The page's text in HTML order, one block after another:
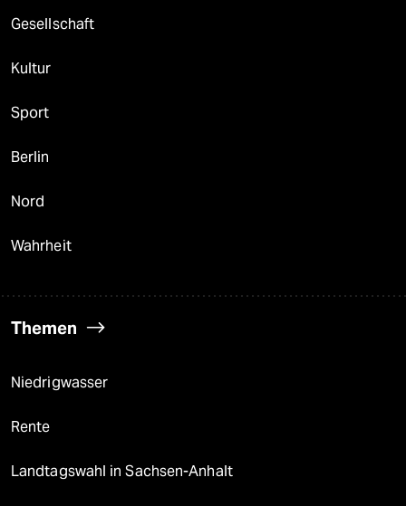
Gesellschaft
Kultur
Sport
Berlin
Nord
Wahrheit
Themen
Niedrigwasser
Rente
Landtagswahl in Sachsen-Anhalt